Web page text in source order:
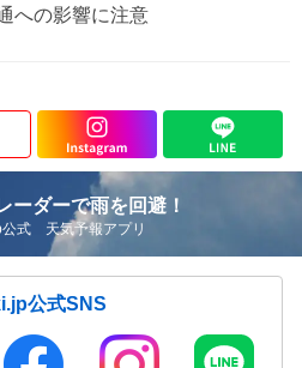
への影響に注意
ーダーで雨を回避！
式 天気予報アプリ
公式SNS